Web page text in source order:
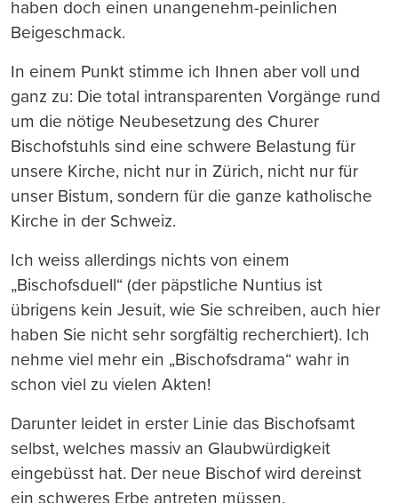
haben doch einen unangenehm-peinlichen
Beigeschmack.
In einem Punkt stimme ich Ihnen aber voll und
ganz zu: Die total intransparenten Vorgänge rund
um die nötige Neubesetzung des Churer
Bischofstuhls sind eine schwere Belastung für
unsere Kirche, nicht nur in Zürich, nicht nur für
unser Bistum, sondern für die ganze katholische
Kirche in der Schweiz.
Ich weiss allerdings nichts von einem
„Bischofsduell“ (der päpstliche Nuntius ist
übrigens kein Jesuit, wie Sie schreiben, auch hier
haben Sie nicht sehr sorgfältig recherchiert). Ich
nehme viel mehr ein „Bischofsdrama“ wahr in
schon viel zu vielen Akten!
Darunter leidet in erster Linie das Bischofsamt
selbst, welches massiv an Glaubwürdigkeit
eingebüsst hat. Der neue Bischof wird dereinst
ein schweres Erbe antreten müssen.